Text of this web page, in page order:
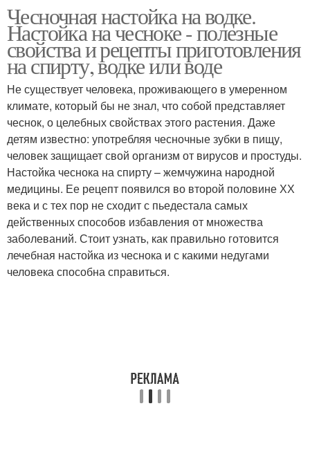
Эликсир для сосудов
Чесночная настойка на водке.
Настойка на чесноке - полезные
свойства и рецепты приготовления
на спирту, водке или воде
Не существует человека, проживающего в умеренном
климате, который бы не знал, что собой представляет
чеснок, о целебных свойствах этого растения. Даже
детям известно: употребляя чесночные зубки в пищу,
человек защищает свой организм от вирусов и простуды.
Настойка чеснока на спирту – жемчужина народной
медицины. Ее рецепт появился во второй половине ХХ
века и с тех пор не сходит с пьедестала самых
действенных способов избавления от множества
заболеваний. Стоит узнать, как правильно готовится
лечебная настойка из чеснока и с какими недугами
человека способна справиться.